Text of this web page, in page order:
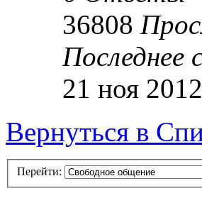
36808
Последнее
21 ноя
Вернуться в
Перейти: